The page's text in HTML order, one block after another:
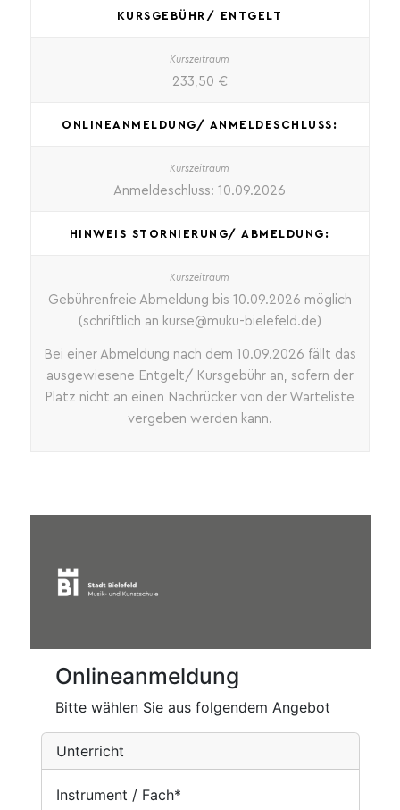
KURSGEBÜHR/ ENTGELT
233,50 €
ONLINEANMELDUNG/ ANMELDESCHLUSS:
Anmeldeschluss: 10.09.2026
HINWEIS STORNIERUNG/ ABMELDUNG:
Gebührenfreie Abmeldung bis 10.09.2026 möglich
(schriftlich an kurse@muku-bielefeld.de)
Bei einer Abmeldung nach dem 10.09.2026 fällt das
ausgewiesene Entgelt/ Kursgebühr an, sofern der
Platz nicht an einen Nachrücker von der Warteliste
vergeben werden kann.